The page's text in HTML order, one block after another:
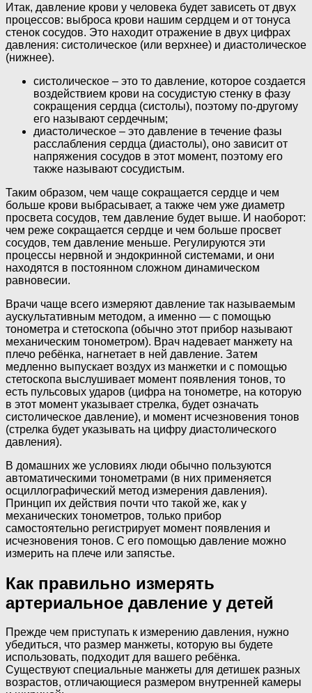
Итак, давление крови у человека будет зависеть от двух
процессов: выброса крови нашим сердцем и от тонуса
стенок сосудов. Это находит отражение в двух цифрах
давления: систолическое (или верхнее) и диастолическое
(нижнее).
систолическое – это то давление, которое создается
воздействием крови на сосудистую стенку в фазу
сокращения сердца (систолы), поэтому по-другому
его называют сердечным;
диастолическое – это давление в течение фазы
расслабления сердца (диастолы), оно зависит от
напряжения сосудов в этот момент, поэтому его
также называют сосудистым.
Таким образом, чем чаще сокращается сердце и чем
больше крови выбрасывает, а также чем уже диаметр
просвета сосудов, тем давление будет выше. И наоборот:
чем реже сокращается сердце и чем больше просвет
сосудов, тем давление меньше. Регулируются эти
процессы нервной и эндокринной системами, и они
находятся в постоянном сложном динамическом
равновесии.
Врачи чаще всего измеряют давление так называемым
аускультативным методом, а именно — с помощью
тонометра и стетоскопа (обычно этот прибор называют
механическим тонометром). Врач надевает манжету на
плечо ребёнка, нагнетает в ней давление. Затем
медленно выпускает воздух из манжетки и с помощью
стетоскопа выслушивает момент появления тонов, то
есть пульсовых ударов (цифра на тонометре, на которую
в этот момент указывает стрелка, будет означать
систолическое давление), и момент исчезновения тонов
(стрелка будет указывать на цифру диастолического
давления).
В домашних же условиях люди обычно пользуются
автоматическими тонометрами (в них применяется
осциллографический метод измерения давления).
Принцип их действия почти что такой же, как у
механических тонометров, только прибор
самостоятельно регистрирует момент появления и
исчезновения тонов. С его помощью давление можно
измерить на плече или запястье.
Как правильно измерять
артериальное давление у детей
Прежде чем приступать к измерению давления, нужно
убедиться, что размер манжеты, которую вы будете
использовать, подходит для вашего ребёнка.
Существуют специальные манжеты для детишек разных
возрастов, отличающиеся размером внутренней камеры